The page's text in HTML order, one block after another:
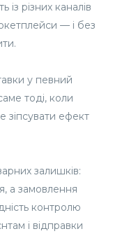
із різних каналів
— і без
у певний
тоді, коли
зіпсувати ефект
залишків:
а замовлення
контролю
і відправки